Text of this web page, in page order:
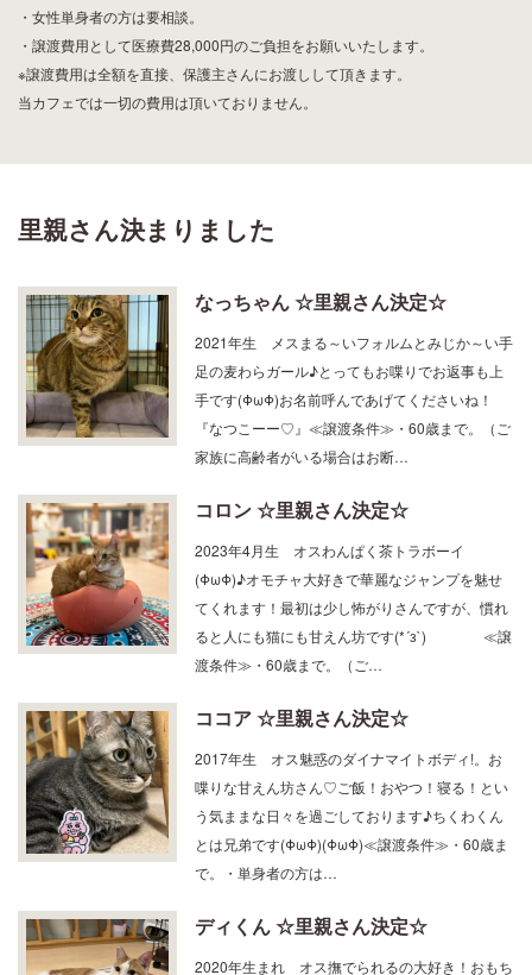
・譲渡費用として医療費28,000円のご負担をお願いいたします。
※譲渡費用は全額を直接、保護主さんにお渡しして頂きます。
当カフェでは一切の費用は頂いておりません。
2021年生 メスまる～いフォルムとみじか～い手
足の麦わらガール♪とってもお喋りでお返事も上
手です(ΦωΦ)お名前呼んであげてくださいね！
『なつこーー♡』≪譲渡条件≫・60歳まで。（ご
家族に高齢者がいる場合はお断…
2023年4月生 オスわんぱく茶トラボーイ
(ΦωΦ)♪オモチャ大好きで華麗なジャンプを魅せ
てくれます！最初は少し怖がりさんですが、慣れ
ると人にも猫にも甘えん坊です(*´з`) ≪譲
渡条件≫・60歳まで。（ご…
2017年生 オス魅惑のダイナマイトボディ!。お
喋りな甘えん坊さん♡ご飯！おやつ！寝る！とい
う気ままな日々を過ごしております♪ちくわくん
とは兄弟です(ΦωΦ)(ΦωΦ)≪譲渡条件≫・60歳ま
で。・単身者の方は…
2020年生まれ オス撫でられるの大好き！おもち
ゃ大好き！とっても甘えん坊な男の子です(ΦωΦ)